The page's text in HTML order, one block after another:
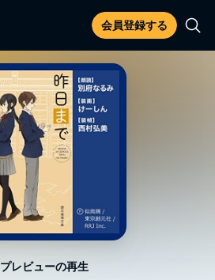
会員登録する
プレビューの再生